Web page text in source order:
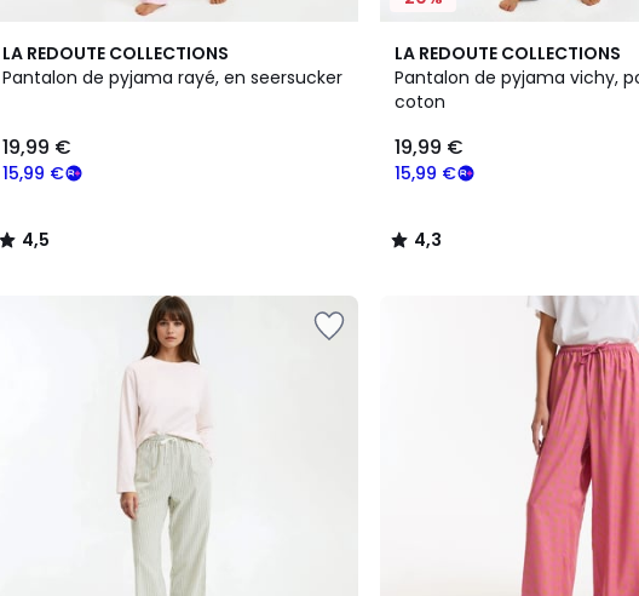
LA REDOUTE COLLECTIONS
Pantalon de pyjama rayé, en seersucker
15,99 €
19,99 €
4,5
/ 5
4,5
/
LA REDOUTE COLLECTIONS
Pantalon de pyjama vichy,
coton
15,99 €
19,99 €
4,3
/ 5
4,3
/